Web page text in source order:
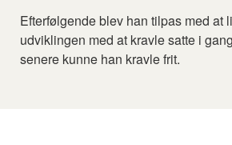
Efterfølgende blev han tilpas med at
udviklingen med at kravle satte i
senere kunne han kravle frit.